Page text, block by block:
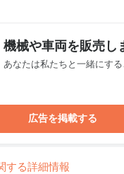
機械や車両を販売し
あなたは私たちと一緒にする
広告を掲載する
する詳細情報